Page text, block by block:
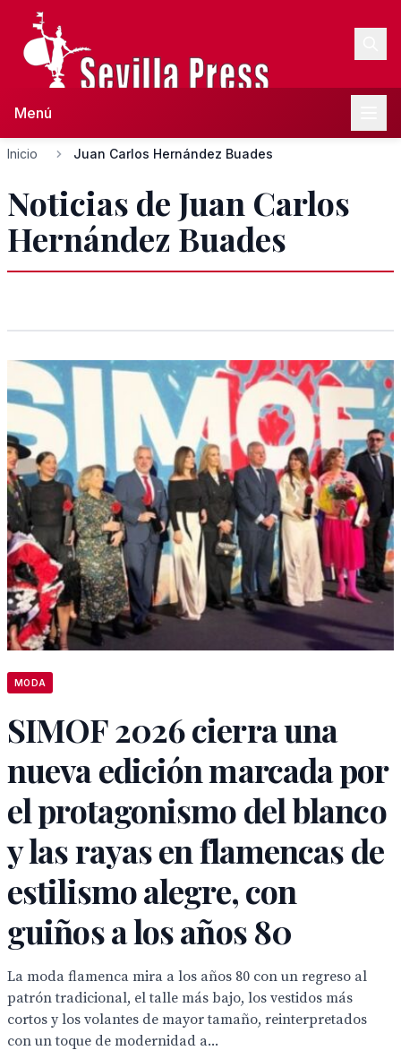
Menú
Inicio Juan Carlos Hernández Buades
Noticias de Juan Carlos
Hernández Buades
MODA
SIMOF 2026 cierra una
nueva edición marcada por
el protagonismo del blanco
y las rayas en flamencas de
estilismo alegre, con
guiños a los años 80
La moda flamenca mira a los años 80 con un regreso al
patrón tradicional, el talle más bajo, los vestidos más
cortos y los volantes de mayor tamaño, reinterpretados
con un toque de modernidad a...